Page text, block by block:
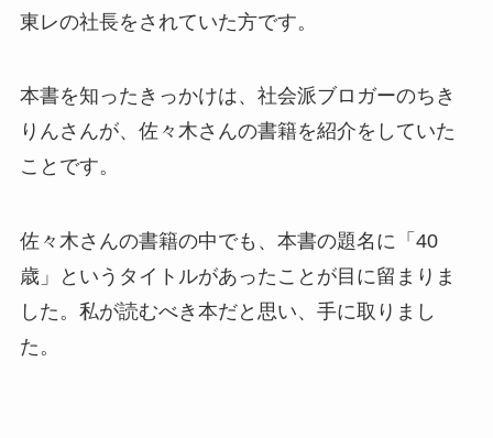
東レの社長をされていた方です。
本書を知ったきっかけは、社会派ブロガーのちき
りんさんが、佐々木さんの書籍を紹介をしていた
ことです。
佐々木さんの書籍の中でも、本書の題名に「40
歳」というタイトルがあったことが目に留まりま
した。私が読むべき本だと思い、手に取りまし
た。